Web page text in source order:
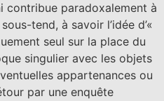
contribue paradoxalement à
tend, à savoir l’idée d’«
seul sur la place du
singulier avec les objets
appartenances ou
par une enquête